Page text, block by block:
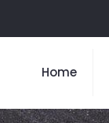
Home